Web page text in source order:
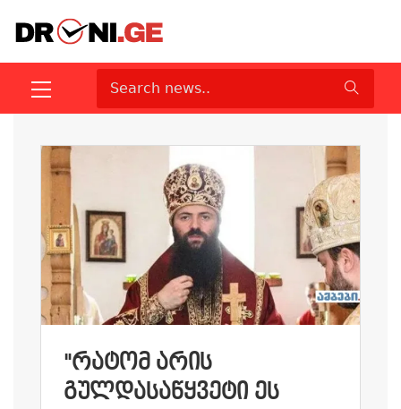
"ᲠᲐᲢᲝᲛ ᲐᲠᲘᲡ
ᲒᲣᲚᲓᲐᲡᲐᲬᲧᲕᲔᲢᲘ ᲔᲡ